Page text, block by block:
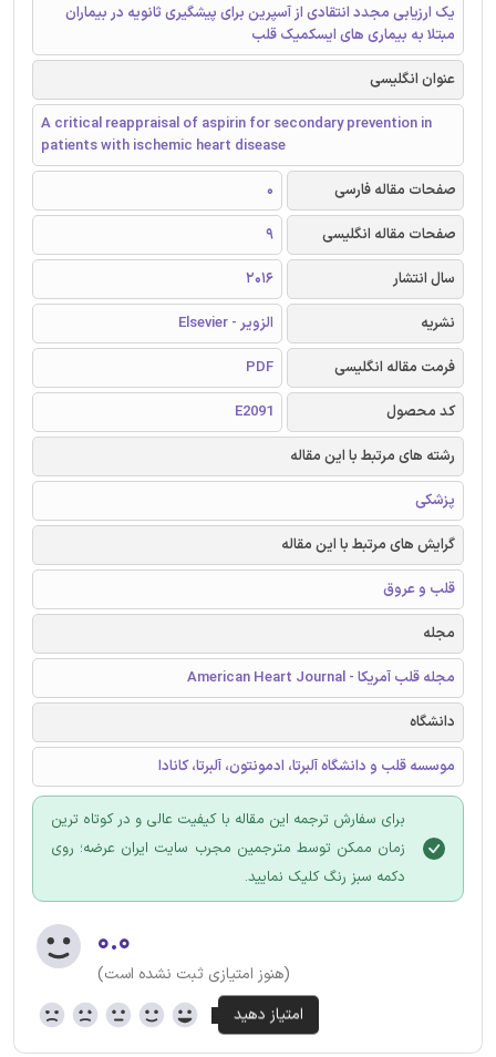
یک ارزیابی مجدد انتقادی از آسپرین برای پیشگیری ثانویه در بیماران
مبتلا به بیماری های ایسکمیک قلب
عنوان انگلیسی
A critical reappraisal of aspirin for secondary prevention in
patients with ischemic heart disease
صفحات مقاله فارسی
0
صفحات مقاله انگلیسی
9
سال انتشار
2016
نشریه
الزویر - Elsevier
فرمت مقاله انگلیسی
PDF
کد محصول
E2091
رشته های مرتبط با این مقاله
پزشکی
گرایش های مرتبط با این مقاله
قلب و عروق
مجله
مجله قلب آمریکا - American Heart Journal
دانشگاه
موسسه قلب و دانشگاه آلبرتا، ادمونتون، آلبرتا، کانادا
برای سفارش ترجمه این مقاله با کیفیت عالی و در کوتاه ترین
زمان ممکن توسط مترجمین مجرب سایت ایران عرضه؛ روی
دکمه سبز رنگ کلیک نمایید.
۰.۰
(هنوز امتیازی ثبت نشده است)